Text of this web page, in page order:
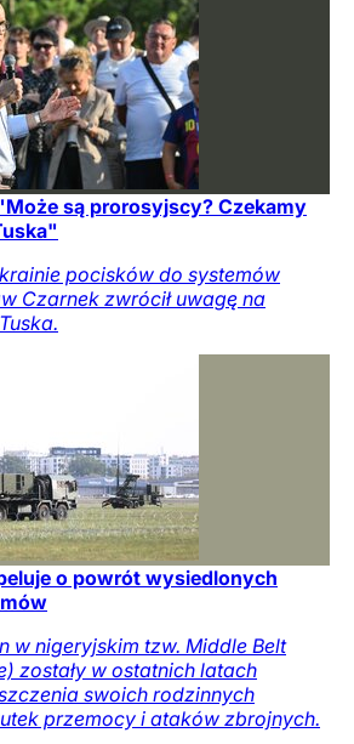
są prorosyjscy? Czekamy
pocisków do systemów
Czarnek zwrócił uwagę na
o powrót wysiedlonych
w nigeryjskim tzw. Middle Belt
zostały w ostatnich latach
swoich rodzinnych
przemocy i ataków zbrojnych.